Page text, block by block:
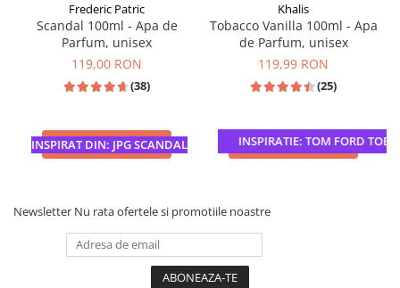
INSPIRAT DIN: JPG SCANDAL
Frederic Patric
Scandal 100ml - Apa de
Parfum, unisex
119,00 RON
(38)
ADAUGA IN COS INSPIRATIE: TOM FORD
Khalis
Tobacco Vanilla 100ml - Apa
de Parfum, unisex
119,99 RON
(25)
ADAUGA IN COS
Newsletter Nu rata ofertele si promotiile noastre